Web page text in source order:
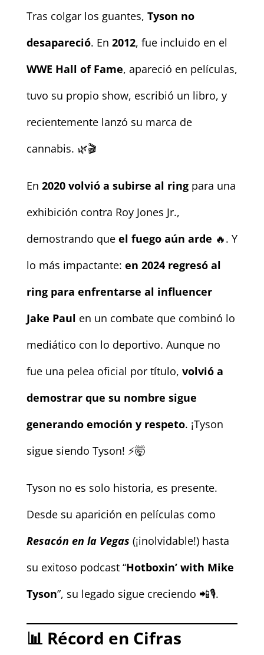
Tras colgar los guantes, Tyson no
desapareció. En 2012, fue incluido en el
WWE Hall of Fame, apareció en películas,
tuvo su propio show, escribió un libro, y
recientemente lanzó su marca de
cannabis. 🌿🎬
En 2020 volvió a subirse al ringpara una
exhibición contra Roy Jones Jr.,
demostrando que el fuego aún arde 🔥. Y
lo más impactante: en 2024 regresó al
ring para enfrentarse al influencer
Jake Paul en un combate que combinó lo
mediático con lo deportivo. Aunque no
fue una pelea oficial por título, volvió a
demostrar que su nombre sigue
generando emoción y respeto. ¡Tyson
sigue siendo Tyson! ⚡🤯
Tyson no es solo historia, es presente.
Desde su aparición en películas como
Resacón en la Vegas (¡inolvidable!) hasta
su exitoso podcast “Hotboxin’ with Mike
Tyson”, su legado sigue creciendo 📲🎙️.
📊 Récord en Cifras